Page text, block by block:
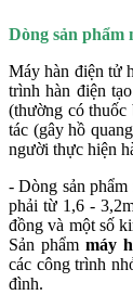
Dòng sản phẩm
Máy hàn điện tử
trình hàn điện
(thường có thuốc
tác (gây hồ
người thực hiện
- Dòng sản phẩm
phải từ 1,6 -
đồng và một số
Sản phẩm máy
các công trình
đình.